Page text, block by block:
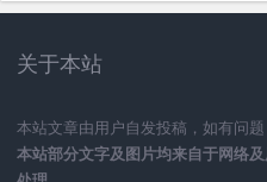
关于本站
本站文章由用户自发投稿，如有问题
本站部分文字及图片均来自于网络